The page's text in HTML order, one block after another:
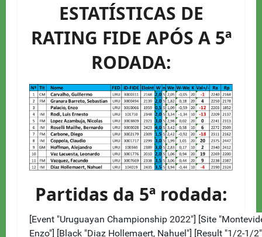
ESTATÍSTICAS DE
RATING FIDE APÓS A 5ª
RODADA:
Partidas da 5ª rodada: